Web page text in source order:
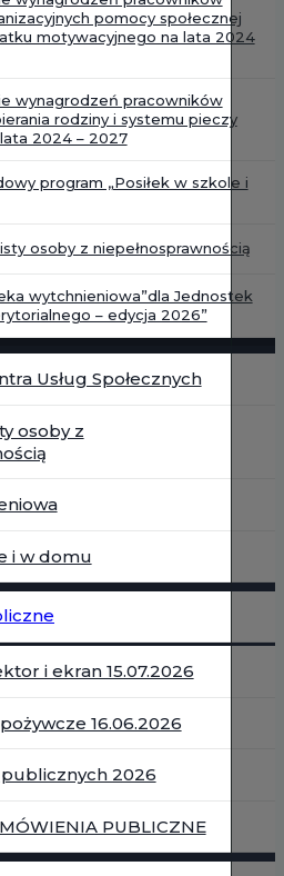
pomocy społecznej
motywacyjnego na lata 2024
wynagrodzeń pracowników
rodziny i systemu pieczy
2024 – 2027
program „Posiłek w szkole i
osoby z niepełnosprawnością
wytchnieniowa”dla Jednostek
– edycja 2026”
Usług Społecznych
osoby z
i w domu
i ekran 15.07.2026
16.06.2026
2026
PUBLICZNE